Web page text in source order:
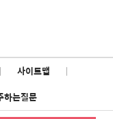
| 사이트맵
|
하는질문